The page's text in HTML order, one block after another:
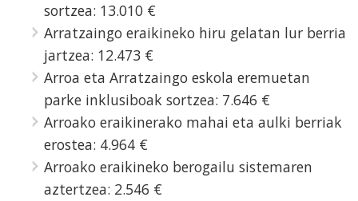
sortzea: 13.010 €
Arratzaingo eraikineko hiru gelatan lur berria
jartzea: 12.473 €
Arroa eta Arratzaingo eskola eremuetan
parke inklusiboak sortzea: 7.646 €
Arroako eraikinerako mahai eta aulki berriak
erostea: 4.964 €
Arroako eraikineko berogailu sistemaren
aztertzea: 2.546 €